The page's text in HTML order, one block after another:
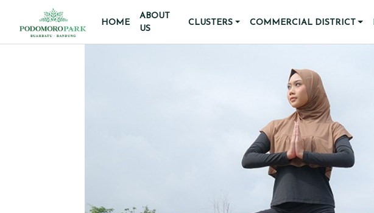
HOME
ABOUT
US
CLUSTERS COMMERCIAL DISTRICT